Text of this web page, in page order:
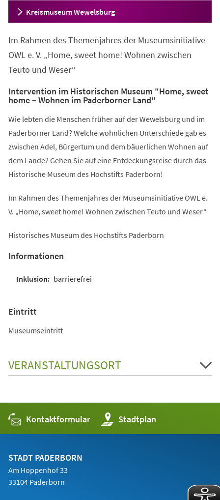
Kreismuseum Wewelsburg
Im Rahmen des Themenjahres der Museumsinitiative
OWL e. V. „Home, sweet home! Wohnen zwischen
Teuto und Weser“
Intervention im Historischen Museum "Home, sweet
home – Wohnen im Paderborner Land"
Wie lebten die Menschen früher auf der Wewelsburg und im
Paderborner Land? Welche wohnlichen Unterschiede gab es
zwischen Adel, Bürgertum und dem bäuerlichen Wohnen auf
dem Lande? Gehen Sie auf eine Entdeckungsreise durch das
Historische Museum des Hochstifts Paderborn!
Im Rahmen des Themenjahres der Museumsinitiative OWL e.
V. „Home, sweet home! Wohnen zwischen Teuto und Weser“
Historisches Museum des Hochstifts Paderborn
Informationen
barrierefrei
Eintritt
Museumseintritt
VERANSTALTUNGSORT
Kontaktformular Stadtplan
(Öffnet
in
einem
STADT PADERBORN
Am Hoppenhof 33
33104 Paderborn